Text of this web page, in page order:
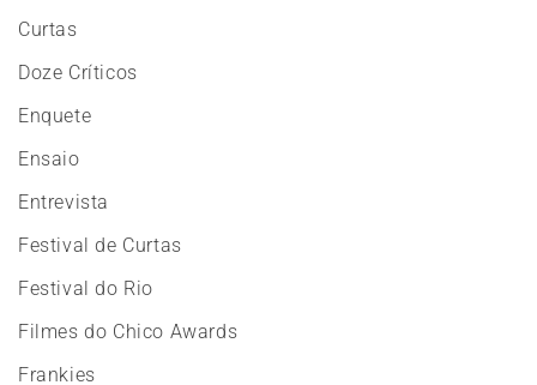
Curtas
Doze Críticos
Enquete
Ensaio
Entrevista
Festival de Curtas
Festival do Rio
Filmes do Chico Awards
Frankies